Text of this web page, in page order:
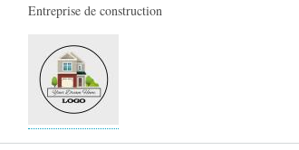
Entreprise de construction